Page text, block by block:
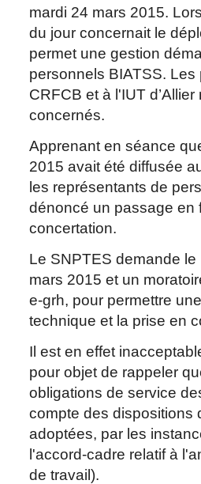
mardi 24 mars 2015.
du jour concernait le
permet une gestion
personnels BIATSS.
CRFCB et à l'IUT
concernés.
Apprenant en séance
2015 avait été diffusée
les représentants de
dénoncé un passage en
concertation.
Le SNPTES demande
mars 2015 et un
e-grh, pour permettre
technique et la prise en
Il est en effet
pour objet de rappeler
obligations de service
compte des dispositions
adoptées, par les
l'accord-cadre relatif à
de travail).